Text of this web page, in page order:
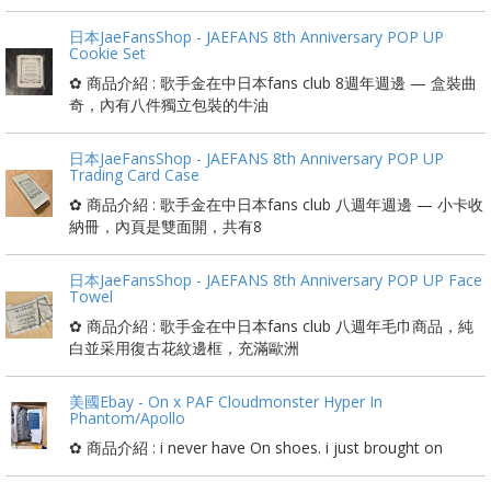
日本JaeFansShop - JAEFANS 8th Anniversary POP UP
Cookie Set
✿ 商品介紹 : 歌手金在中日本fans club 8週年週邊 — 盒裝曲
奇，內有八件獨立包裝的牛油
日本JaeFansShop - JAEFANS 8th Anniversary POP UP
Trading Card Case
✿ 商品介紹 : 歌手金在中日本fans club 八週年週邊 — 小卡收
納冊，內頁是雙面開，共有8
日本JaeFansShop - JAEFANS 8th Anniversary POP UP Face
Towel
✿ 商品介紹 : 歌手金在中日本fans club 八週年毛巾商品，純
白並采用復古花紋邊框，充滿歐洲
美國Ebay - On x PAF Cloudmonster Hyper In
Phantom/Apollo
✿ 商品介紹 : i never have On shoes. i just brought on